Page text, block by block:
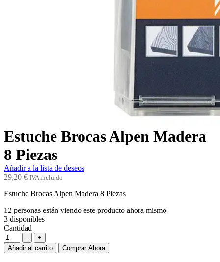
Estuche Brocas Alpen Madera
8 Piezas
Añadir a la lista de deseos
29,20 € IVA incluido
Estuche Brocas Alpen Madera 8 Piezas
12 personas están viendo este producto ahora mismo
3 disponibles
Cantidad
-
+
Añadir al carrito
Comprar Ahora